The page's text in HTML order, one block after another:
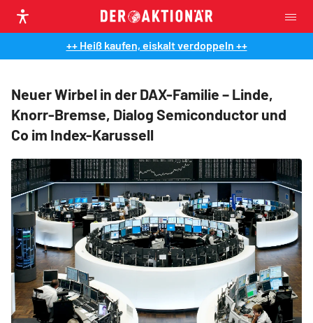
++ Heiß kaufen, eiskalt verdoppeln ++
Neuer Wirbel in der DAX-Familie – Linde,
Knorr-Bremse, Dialog Semiconductor und
Co im Index-Karussell